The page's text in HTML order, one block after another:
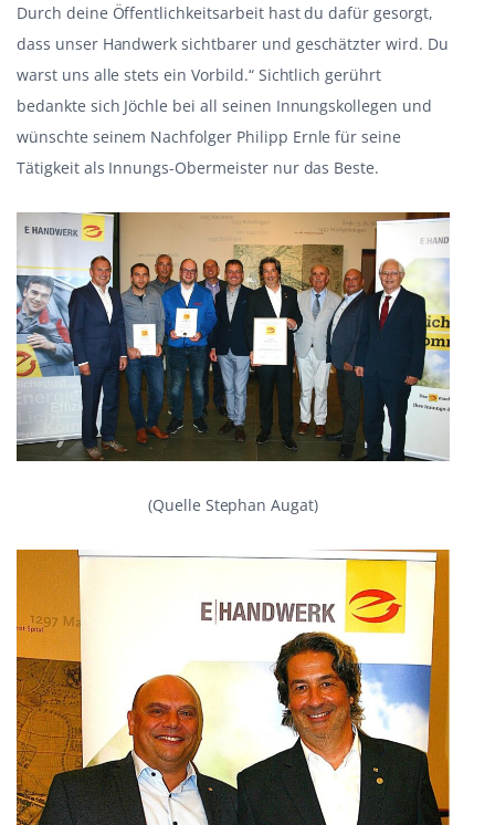
Durch deine Öffentlichkeitsarbeit hast du dafür gesorgt,
dass unser Handwerk sichtbarer und geschätzter wird. Du
warst uns alle stets ein Vorbild.“ Sichtlich gerührt
bedankte sich Jöchle bei all seinen Innungskollegen und
wünschte seinem Nachfolger Philipp Ernle für seine
Tätigkeit als Innungs-Obermeister nur das Beste.
(Quelle Stephan Augat)